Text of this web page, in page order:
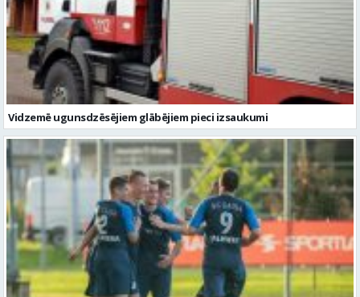
Vidzemē ugunsdzēsējiem glābējiem pieci izsaukumi